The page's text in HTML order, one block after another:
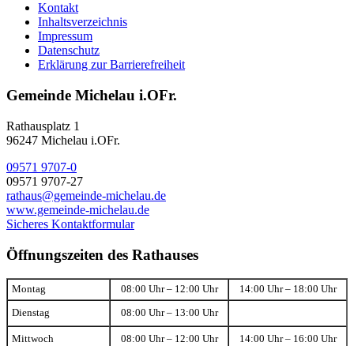
Kontakt
Inhaltsverzeichnis
Impressum
Datenschutz
Erklärung zur Barrierefreiheit
Gemeinde Michelau i.OFr.
Rathausplatz 1
96247 Michelau i.OFr.
09571 9707-0
09571 9707-27
rathaus@gemeinde-michelau.de
www.gemeinde-michelau.de
Sicheres Kontaktformular
Öffnungszeiten des Rathauses
Montag 08:00 Uhr – 12:00 Uhr 14:00 Uhr – 18:00 Uhr
Dienstag 08:00 Uhr – 13:00 Uhr
Mittwoch 08:00 Uhr – 12:00 Uhr 14:00 Uhr – 16:00 Uhr